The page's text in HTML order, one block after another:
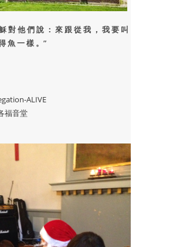
對 他 們 說 ： 來 跟 從 我 ， 我 要 叫
魚 一 樣 。”
ALIVE
福音堂